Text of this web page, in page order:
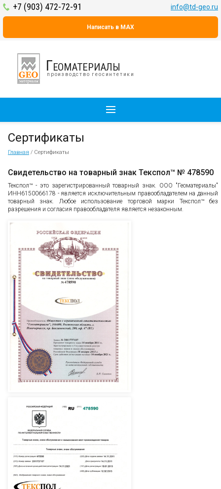
+7 (903) 472-72-91 info@td-geo.ru
Написать в MAX
Геоматериалы
производство геосинтетики
Сертификаты
Главная / Сертификаты
Свидетельство на товарный знак Текспол™ № 478590
Текспол™ - это зарегистрированный товарный знак. ООО "Геоматериалы"
ИНН6150066178 - является исключительным правообладателем на данный
товарный знак. Любое использование торговой марки Текспол™ без
разрешения и согласия правообладателя является незаконным.